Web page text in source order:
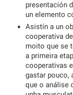
presentación
un elemento
Asistín a un
cooperativa
moito que se
a primeira
cooperativas
gastar pouco,
que o análise